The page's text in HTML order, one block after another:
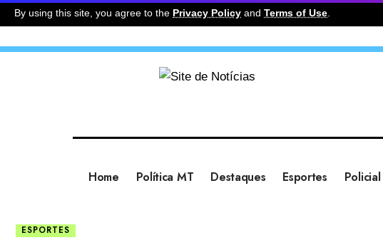
By using this site, you agree to the Privacy Policy and Terms of Use.
Home Política MT Destaques Esportes Policial
ESPORTES